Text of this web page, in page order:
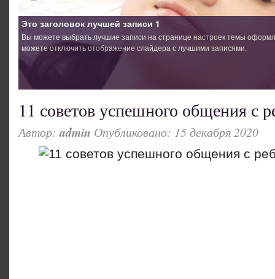
11 советов успешного общения с
Автор:admin Опубликовано: 15 декабря 2020